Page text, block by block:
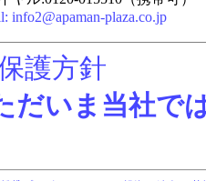
info2@apaman-plaza.co.jp
護方針
だいま当社で